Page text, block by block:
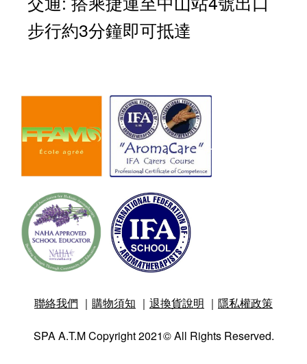
步行約3分鐘即可抵達
聯絡我們 ｜ 購物須知 ｜ 退換貨說明 ｜ 隱私權政策
SPA A.T.M Copyright 2021© All Rights Reserved.